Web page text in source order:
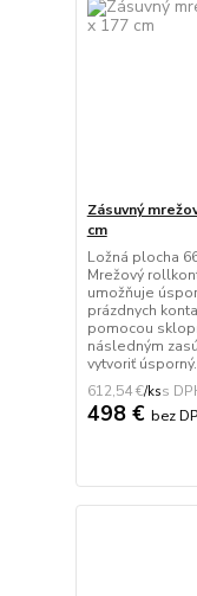
Zásuvný
cm
Ložná plocha
Mrežový
umožňuje
prázdnych
pomocou
následným
vytvoriť
612,54 €/ks
498 € bez